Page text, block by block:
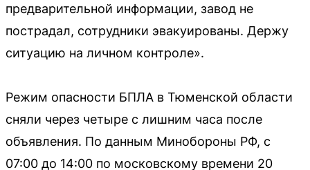
предварительной информации, завод не
пострадал, сотрудники эвакуированы. Держу
ситуацию на личном контроле».
Режим опасности БПЛА в Тюменской области
сняли через четыре с лишним часа после
объявления. По данным Минобороны РФ, с
07:00 до 14:00 по московскому времени 20